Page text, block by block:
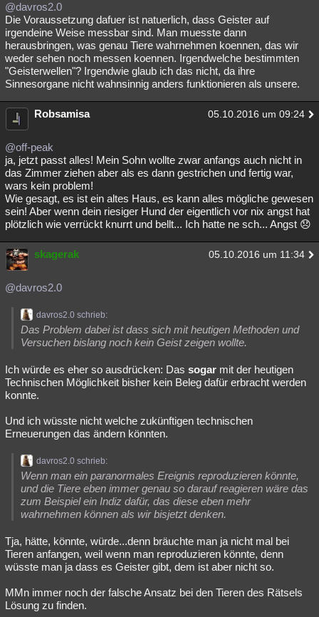
@davros2.0
Die Voraussetzung dafuer ist natuerlich, dass Geister auf
irgendeine Weise messbar sind. Man muesste dann
herausbringen, was genau Tiere wahrnehmen koennen, das wir
weder sehen noch messen koennen. Irgendwelche bestimmten
"Geisterwellen"? Irgendwie glaub ich das nicht, da ihre
Sinnesorgane nicht wahnsinnig anders funktionieren als unsere.
Robsamisa 05.10.2016 um 09:24
@off-peak
ja, jetzt passt alles! Mein Sohn wollte zwar anfangs auch nicht in
das Zimmer ziehen aber als es dann gestrichen und fertig war,
wars kein problem!
Wie gesagt, es ist ein altes Haus, es kann alles mögliche gewesen
sein! Aber wenn dein riesiger Hund der eigentlich vor nix angst hat
plötzlich wie verrückt knurrt und bellt... Ich hatte ne sch... Angst 😞
skagerak 05.10.2016 um 11:34
@davros2.0
davros2.0 schrieb:
Das Problem dabei ist dass sich mit heutigen Methoden und
Versuchen bislang noch kein Geist zeigen wollte.
Ich würde es eher so ausdrücken: Das sogar mit der heutigen
Technischen Möglichkeit bisher kein Beleg dafür erbracht werden
konnte.
Und ich wüsste nicht welche zukünftigen technischen
Erneuerungen das ändern könnten.
davros2.0 schrieb:
Wenn man ein paranormales Ereignis reproduzieren könnte,
und die Tiere eben immer genau so darauf reagieren wäre das
zum Beispiel ein Indiz dafür, das diese eben mehr
wahrnehmen können als wir bisjetzt denken.
Tja, hätte, könnte, würde...denn bräuchte man ja nicht mal bei
Tieren anfangen, weil wenn man reproduzieren könnte, denn
wüsste man ja dass es Geister gibt, dem ist aber nicht so.
MMn immer noch der falsche Ansatz bei den Tieren des Rätsels
Lösung zu finden.